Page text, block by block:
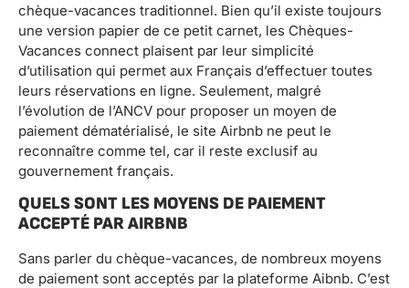
chèque-vacances traditionnel. Bien qu’il existe toujours
une version papier de ce petit carnet, les Chèques-
Vacances connect plaisent par leur simplicité
d’utilisation qui permet aux Français d’effectuer toutes
leurs réservations en ligne. Seulement, malgré
l’évolution de l’ANCV pour proposer un moyen de
paiement dématérialisé, le site Airbnb ne peut le
reconnaître comme tel, car il reste exclusif au
gouvernement français.
QUELS SONT LES MOYENS DE PAIEMENT
ACCEPTÉ PAR AIRBNB
Sans parler du chèque-vacances, de nombreux moyens
de paiement sont acceptés par la plateforme Aibnb. C’est